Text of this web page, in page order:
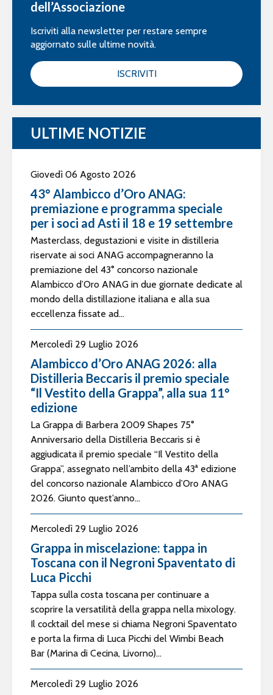
dell’Associazione
Iscriviti alla newsletter per restare sempre
aggiornato sulle ultime novità.
ISCRIVITI
ULTIME NOTIZIE
Giovedì 06 Agosto 2026
43° Alambicco d’Oro ANAG:
premiazione e programma speciale
per i soci ad Asti il 18 e 19 settembre
Masterclass, degustazioni e visite in distilleria
riservate ai soci ANAG accompagneranno la
premiazione del 43° concorso nazionale
Alambicco d’Oro ANAG in due giornate dedicate al
mondo della distillazione italiana e alla sua
eccellenza fissate ad...
Mercoledì 29 Luglio 2026
Alambicco d’Oro ANAG 2026: alla
Distilleria Beccaris il premio speciale
“Il Vestito della Grappa”, alla sua 11°
edizione
La Grappa di Barbera 2009 Shapes 75°
Anniversario della Distilleria Beccaris si è
aggiudicata il premio speciale “Il Vestito della
Grappa”, assegnato nell’ambito della 43ª edizione
del concorso nazionale Alambicco d’Oro ANAG
2026. Giunto quest’anno...
Mercoledì 29 Luglio 2026
Grappa in miscelazione: tappa in
Toscana con il Negroni Spaventato di
Luca Picchi
Tappa sulla costa toscana per continuare a
scoprire la versatilità della grappa nella mixology.
Il cocktail del mese si chiama Negroni Spaventato
e porta la firma di Luca Picchi del Wimbi Beach
Bar (Marina di Cecina, Livorno)...
Mercoledì 29 Luglio 2026